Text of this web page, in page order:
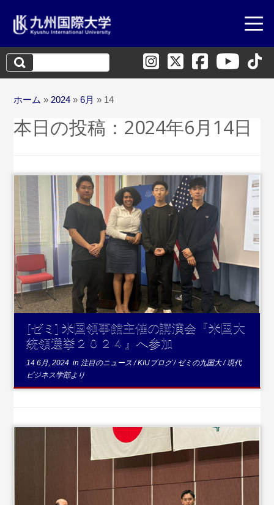
検
索:
ホーム » 2024 » 6月 » 14
本日の投稿： 2024年6月14日
...続きを読む
[ゼミ] 米国領事館主催の講演会『米国大
統領選挙２０２４』へ参加
14 6月, 2024 in 注目のニュース/KIUブログ/ゼミの九国大/現代
ビジネス学部より